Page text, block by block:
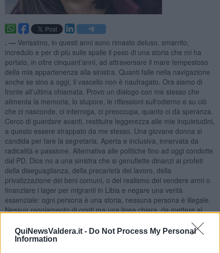
QuiNewsValdera.it - Do Not Process My Personal
Information
. — Verissimo, in questi anni sono rimasto deluso, smarrito,
incredulo e per di più sulle spalle il peso di una storia che mi ha
portato, in oltre cinquant’anni, ad attraversare il mare tempestoso
della mia appartenenza alla sinistra. Quanti falle nella navigazione
anche se sino a oggi, il vascello non è naufragato. Ora siamo di
fronte all’ultima chiamata. Provo un dialogo con me stesso che
alimenta la memoria, lo stupore, le riflessioni sull'odierno e su ciò
che ci nasconde, ci interroga, ci preoccupa, quanto ci dà speranza.
Cerco di guardare avanti, restituire leggerezza alle mie inquietudini,
a questo essere strappato da me stesso. Una giovane donna si
candida per fare la segretaria. Aperta e inclusiva, innervata da
radicalità e passione. Alternativa alle politiche fino ad oggi condotte
dal PD. Dice no a una sinistra che si genuflette dinanzi ai profeti
della diseguaglianza, della precarietà del lavoro, della
privatizzazione dei beni comuni, o del realismo del vendere armi o
finanziare i lager per migranti in Libia e negare una verità
essenziale: ogni persona è una storia, nessuna persona è illegale.
Nessun regolamento di conti ma una linea chiara, da mettere al
il disagio di fette consistenti di popolazioni di fronte alle nuove
povertà e alla domanda di salute, la mancanza di prospettive.